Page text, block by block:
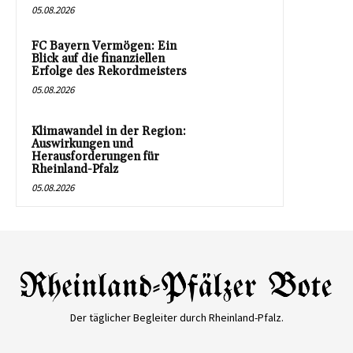
05.08.2026
FC Bayern Vermögen: Ein
Blick auf die finanziellen
Erfolge des Rekordmeisters
05.08.2026
Klimawandel in der Region:
Auswirkungen und
Herausforderungen für
Rheinland-Pfalz
05.08.2026
Der täglicher Begleiter durch Rheinland-Pfalz.